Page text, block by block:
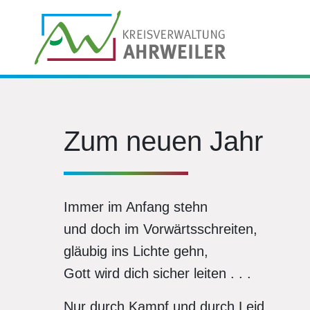
Zum neuen Jahr
Immer im Anfang stehn
und doch im Vorwärtsschreiten,
gläubig ins Lichte gehn,
Gott wird dich sicher leiten . . .
Nur durch Kampf und durch Leid